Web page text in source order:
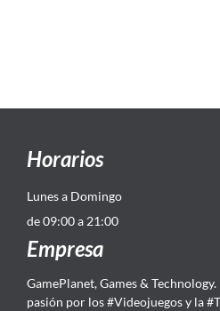
Horarios
Lunes a Domingo
de 09:00 a 21:00
Empresa
GamePlanet, Games &
pasión por los #Videojuegos y la